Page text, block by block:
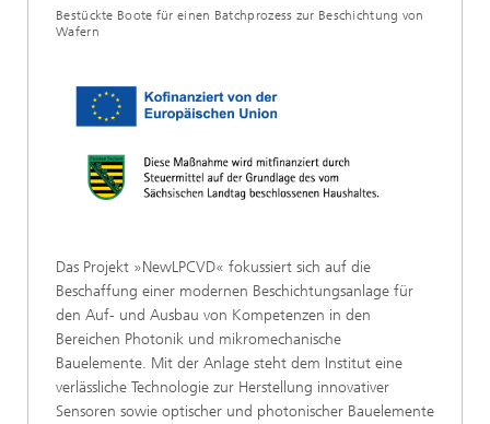
Bestückte Boote für einen Batchprozess zur Beschichtung von
Wafern
Das Projekt »NewLPCVD« fokussiert sich auf die
Beschaffung einer modernen Beschichtungsanlage für
den Auf- und Ausbau von Kompetenzen in den
Bereichen Photonik und mikromechanische
Bauelemente. Mit der Anlage steht dem Institut eine
verlässliche Technologie zur Herstellung innovativer
Sensoren sowie optischer und photonischer Bauelemente